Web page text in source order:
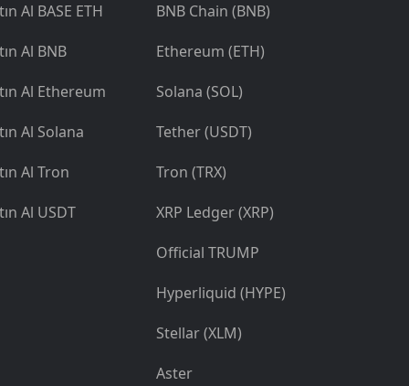
Al BASE ETH
Al BNB
Al Ethereum
Al Solana
Al Tron
Al USDT
BNB Chain (BNB)
Ethereum (ETH)
Solana (SOL)
Tether (USDT)
Tron (TRX)
XRP Ledger (XRP)
Official TRUMP
Hyperliquid (HYPE)
Stellar (XLM)
Aster